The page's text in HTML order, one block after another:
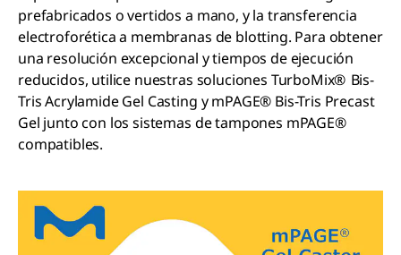
prefabricados o vertidos a mano, y la transferencia
electroforética a membranas de blotting. Para obtener
una resolución excepcional y tiempos de ejecución
reducidos, utilice nuestras soluciones TurboMix® Bis-
Tris Acrylamide Gel Casting y mPAGE® Bis-Tris Precast
Gel junto con los sistemas de tampones mPAGE®
compatibles.